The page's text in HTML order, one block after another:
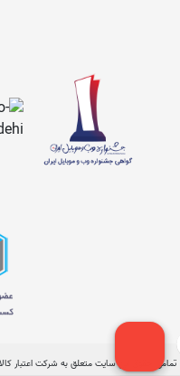
تمامی حقوق این سایت متعلق به شرکت اعتبار